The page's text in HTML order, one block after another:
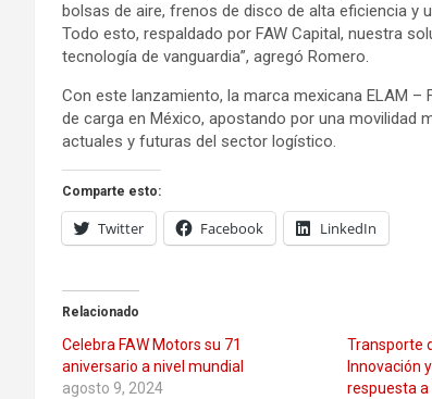
bolsas de aire, frenos de disco de alta eficiencia y
Todo esto, respaldado por FAW Capital, nuestra
tecnología de vanguardia”, agregó Romero.
Con este lanzamiento, la marca mexicana ELAM
de carga en México, apostando por una movilidad
actuales y futuras del sector logístico.
Comparte esto:
Twitter Facebook LinkedIn
Relacionado
Celebra FAW Motors su 71
aniversario a nivel mundial
agosto 9, 2024
Transporte
Innovación
respuesta a